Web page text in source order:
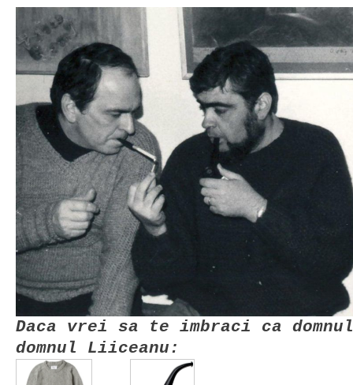
Daca vrei sa te imbraci ca
domnul Liiceanu: